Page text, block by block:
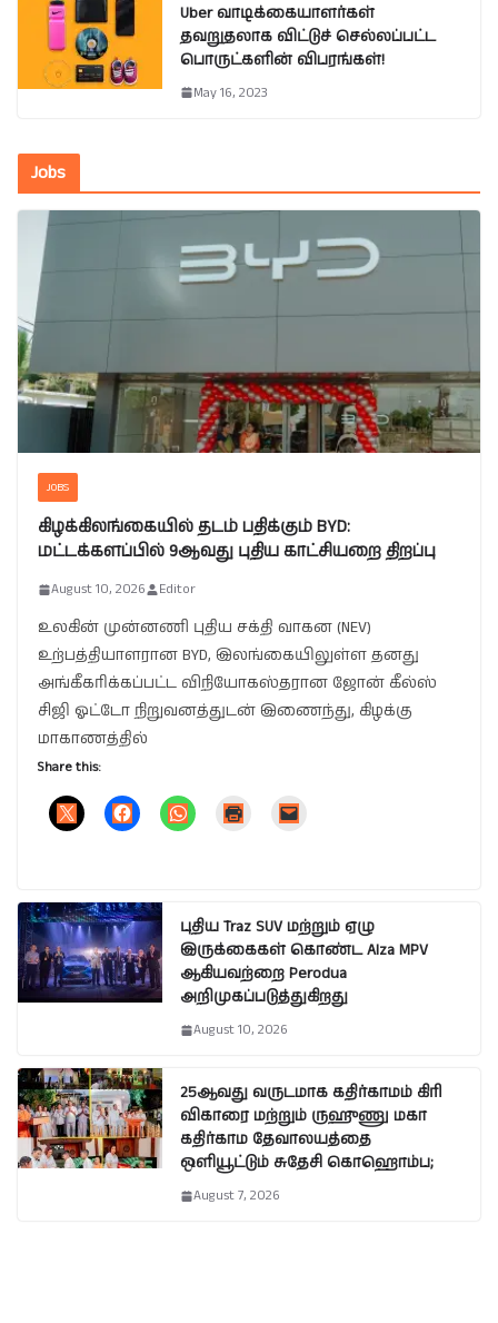
Uber வாடிக்கையாளர்கள்
தவறுதலாக விட்டுச் செல்லப்பட்ட
பொருட்களின் விபரங்கள்!
May 16, 2023
Jobs
JOBS
கிழக்கிலங்கையில் தடம் பதிக்கும் BYD:
மட்டக்களப்பில் 9ஆவது புதிய காட்சியறை திறப்பு
August 10, 2026 Editor
உலகின் முன்னணி புதிய சக்தி வாகன (NEV)
உற்பத்தியாளரான BYD, இலங்கையிலுள்ள தனது
அங்கீகரிக்கப்பட்ட விநியோகஸ்தரான ஜோன் கீல்ஸ்
சிஜி ஓட்டோ நிறுவனத்துடன் இணைந்து, கிழக்கு
மாகாணத்தில்
Share this:
புதிய Traz SUV மற்றும் ஏழு
இருக்கைகள் கொண்ட Alza MPV
ஆகியவற்றை Perodua
அறிமுகப்படுத்துகிறது
August 10, 2026
25ஆவது வருடமாக கதிர்காமம் கிரி
விகாரை மற்றும் ருஹுணு மகா
கதிர்காம தேவாலயத்தை
ஒளியூட்டும் சுதேசி கொஹொம்ப;
August 7, 2026